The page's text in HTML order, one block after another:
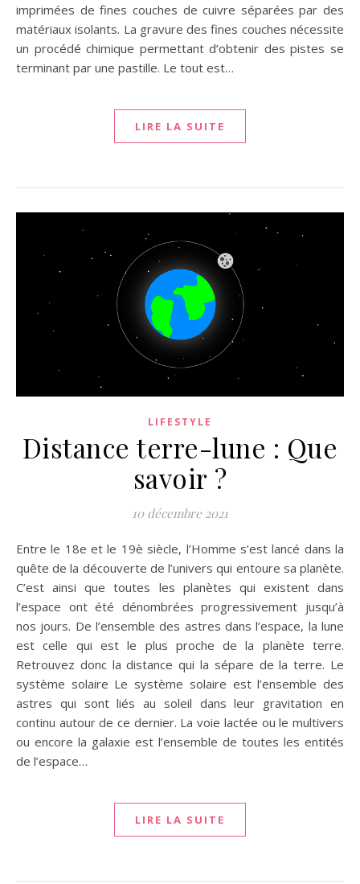
imprimées de fines couches de cuivre séparées par des
matériaux isolants. La gravure des fines couches nécessite
un procédé chimique permettant d’obtenir des pistes se
terminant par une pastille. Le tout est…
LIRE LA SUITE
LIFESTYLE
Distance terre-lune : Que
savoir ?
10 décembre 2021
Entre le 18e et le 19è siècle, l’Homme s’est lancé dans la
quête de la découverte de l’univers qui entoure sa planète.
C’est ainsi que toutes les planètes qui existent dans
l’espace ont été dénombrées progressivement jusqu’à
nos jours. De l’ensemble des astres dans l’espace, la lune
est celle qui est le plus proche de la planète terre.
Retrouvez donc la distance qui la sépare de la terre. Le
système solaire Le système solaire est l’ensemble des
astres qui sont liés au soleil dans leur gravitation en
continu autour de ce dernier. La voie lactée ou le multivers
ou encore la galaxie est l’ensemble de toutes les entités
de l’espace…
LIRE LA SUITE